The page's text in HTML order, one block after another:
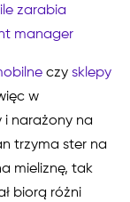
zarabia
manager
czy sklepy
w
i narażony na
trzyma ster na
mieliznę, tak
biorą różni